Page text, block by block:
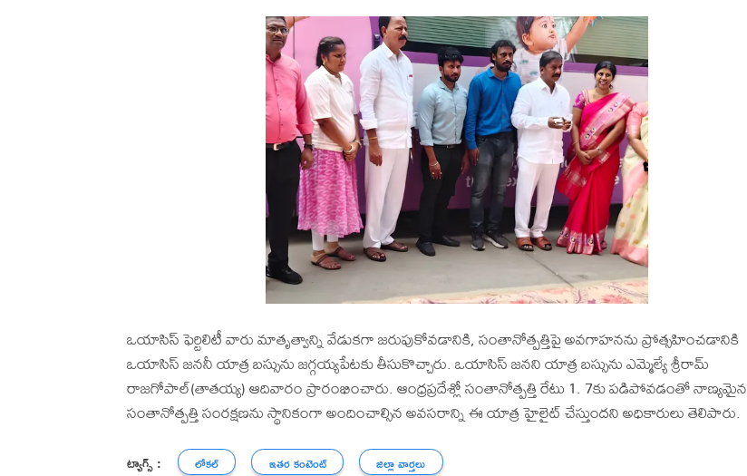
ఒయాసిస్ ఫెర్టిలిటీ వారు మాతృత్వాన్ని వేడుకగా జరుపుకోవడానికి, సంతానోత్పత్తిపై అవగాహనను ప్రోత్సహించడానికి
ఒయాసిస్ జననీ యాత్ర బస్సును జగ్గయ్యపేటకు తీసుకొచ్చారు. ఒయాసిస్ జనని యాత్ర బస్సును ఎమ్మెల్యే శ్రీరామ్
రాజగోపాల్(తాతయ్య) ఆదివారం ప్రారంభించారు. ఆంధ్రప్రదేశ్లో సంతానోత్పత్తి రేటు 1. 7కు పడిపోవడంతో నాణ్యమైన
సంతానోత్పత్తి సంరక్షణను స్థానికంగా అందించాల్సిన అవసరాన్ని ఈ యాత్ర హైలైట్ చేస్తుందని అధికారులు తెలిపారు.
ట్యాగ్స్ : లోకల్ ఇతర కంటెంట్ జిల్లా వార్తలు